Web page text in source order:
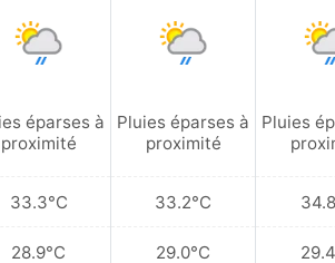
éparses à
proximité
33.3°C
28.9°C
Pluies éparses à
proximité
33.2°C
29.0°C
Pluies